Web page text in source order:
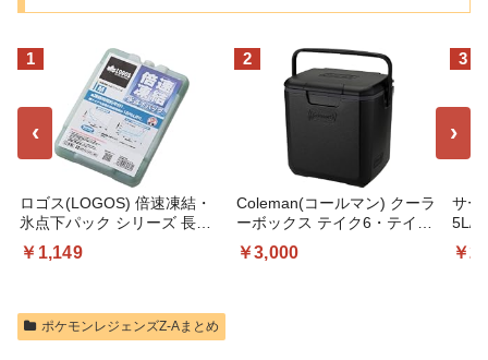
‹
1
ロゴス(LOGOS) 倍速凍結・
氷点下パック シリーズ 長時
間保冷 保冷剤 防災 日本製
￥1,149
2
Coleman(コールマン) クーラ
ーボックス テイク6・テイク9
釣り 運動会 お花見 部活 弁当
飲み物 買い物 キャンプ アウ
￥3,000
3
サー
5L/
熱
ト
￥
›
ポケモンレジェンズZ-Aまとめ